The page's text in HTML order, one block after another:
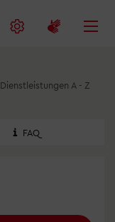
Dienstleistungen A - Z
FAQ